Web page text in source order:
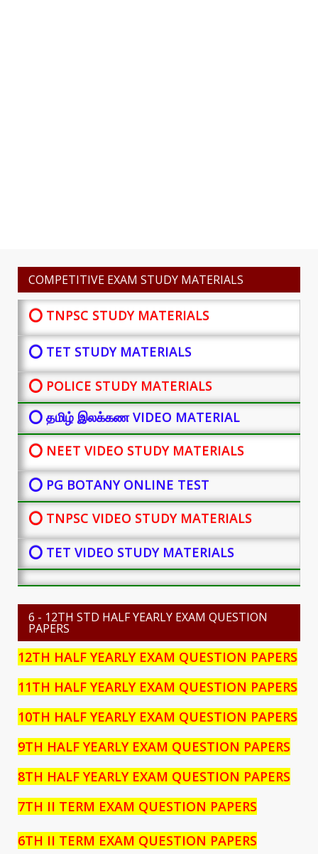
COMPETITIVE EXAM STUDY MATERIALS
⭕ TNPSC STUDY MATERIALS
⭕ TET STUDY MATERIALS
⭕ POLICE STUDY MATERIALS
⭕ தமிழ் இலக்கண VIDEO MATERIAL
⭕ NEET VIDEO STUDY MATERIALS
⭕ PG BOTANYONLINE TEST
⭕ TNPSC VIDEO STUDY MATERIALS
⭕ TET VIDEO STUDY MATERIALS
6 - 12TH STD HALF YEARLY EXAM QUESTION
PAPERS
12TH HALF YEARLY EXAM QUESTION PAPERS
11TH HALF YEARLY EXAM QUESTION PAPERS
10TH HALF YEARLY EXAM QUESTION PAPERS
9TH HALF YEARLY EXAM QUESTION PAPERS
8TH HALF YEARLY EXAM QUESTION PAPERS
7TH II TERM EXAM QUESTION PAPERS
6TH II TERM EXAM QUESTION PAPERS